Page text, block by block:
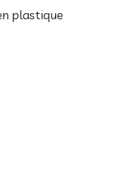
plastique